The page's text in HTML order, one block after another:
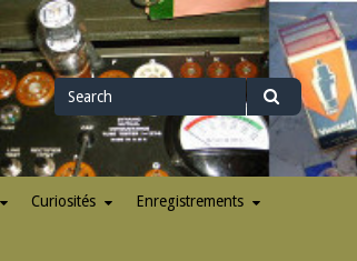
Search
for
Search
Curiosités Enregistrements